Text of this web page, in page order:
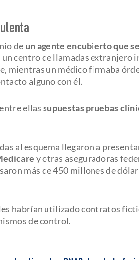
de un agente encubierto que
un centro de llamadas extranjero
mientras un médico firmaba
alguno con él.
ellassupuestas pruebas
al esquema llegaron a
y otras aseguradoras
más de 450 millones de
habrían utilizado contratos
de control.